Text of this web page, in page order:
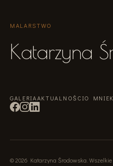
MALARSTWO
Katarzyna
GALERIAAKTUALNOŚCIO MNIE
©2026 Katarzyna Środowska.